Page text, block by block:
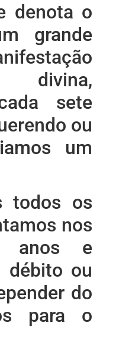
denota o
grande
divina,
sete
ou
um
todos os
nos
anos e
débito ou
do
para o